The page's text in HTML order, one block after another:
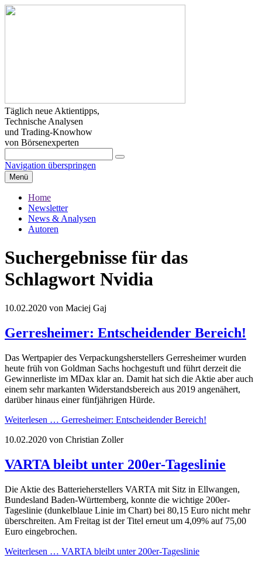
Täglich neue Aktientipps,
Technische Analysen
und Trading-Knowhow
von Börsenexperten
Navigation überspringen
Menü
Home
Newsletter
News & Analysen
Autoren
Suchergebnisse für das
Schlagwort Nvidia
10.02.2020 von Maciej Gaj
Gerresheimer: Entscheidender Bereich!
Das Wertpapier des Verpackungsherstellers Gerresheimer wurden
heute früh von Goldman Sachs hochgestuft und führt derzeit die
Gewinnerliste im MDax klar an. Damit hat sich die Aktie aber auch
einem sehr markanten Widerstandsbereich aus 2019 angenähert,
darüber hinaus einer fünfjährigen Hürde.
Weiterlesen … Gerresheimer: Entscheidender Bereich!
10.02.2020 von Christian Zoller
VARTA bleibt unter 200er-Tageslinie
Die Aktie des Batterieherstellers VARTA mit Sitz in Ellwangen,
Bundesland Baden-Württemberg, konnte die wichtige 200er-
Tageslinie (dunkelblaue Linie im Chart) bei 80,15 Euro nicht mehr
überschreiten. Am Freitag ist der Titel erneut um 4,09% auf 75,00
Euro eingebrochen.
Weiterlesen … VARTA bleibt unter 200er-Tageslinie